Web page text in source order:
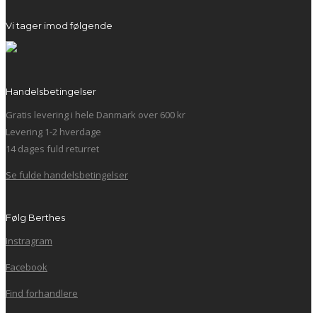
Vi tager imod følgende
Handelsbetingelser
Gratis levering i hele Danmark over 600 kr
Levering 1-2 hverdage
14 dages fuld returret
Se fulde handelsbetingelser
Følg Berthes
Instragram
Facebook
Find forhandlere